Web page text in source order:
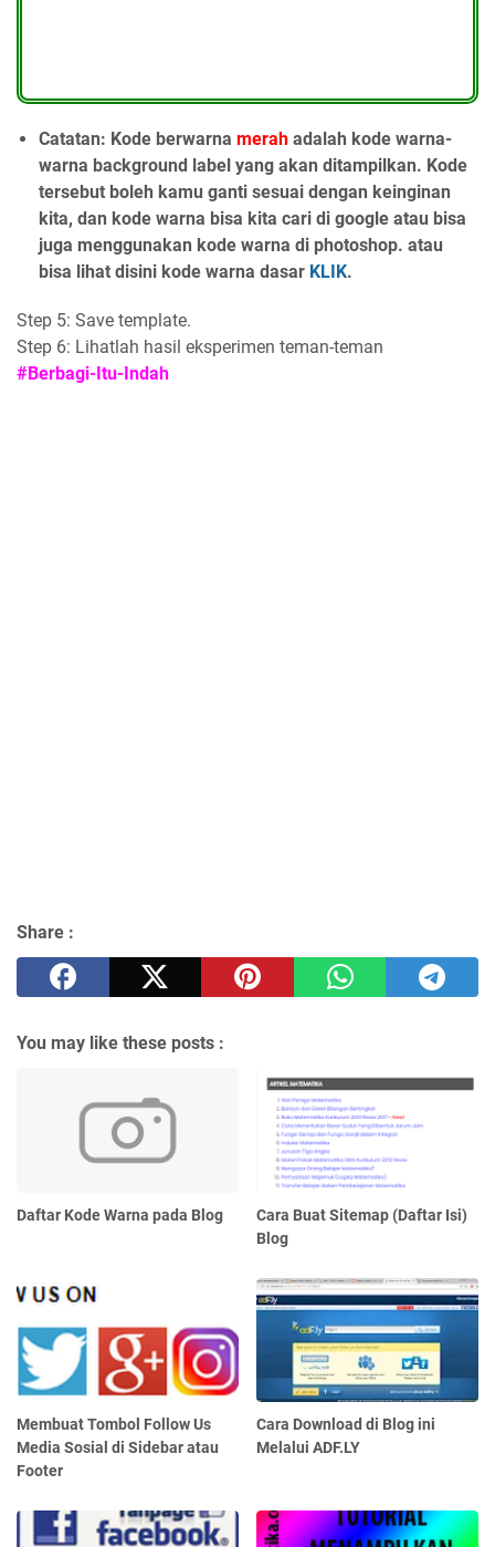
Catatan: Kode berwarna merah adalah kode warna-
warna background label yang akan ditampilkan. Kode
tersebut boleh kamu ganti sesuai dengan keinginan
kita, dan kode warna bisa kita cari di google atau bisa
juga menggunakan kode warna di photoshop. atau
bisa lihat disini kode warna dasar KLIK.
Step 5: Save template.
Step 6: Lihatlah hasil eksperimen teman-teman
#Berbagi-Itu-Indah
Share :
You may like these posts :
Daftar Kode Warna pada Blog
Cara Buat Sitemap (Daftar Isi)
Blog
Membuat Tombol Follow Us
Media Sosial di Sidebar atau
Footer
Cara Download di Blog ini
Melalui ADF.LY